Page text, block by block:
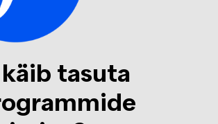
tasuta